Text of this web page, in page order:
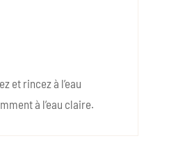
et rincez à l’eau
à l’eau claire.